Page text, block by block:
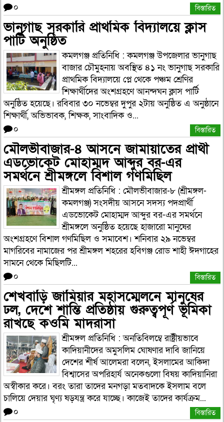
০ বিস্তারিত
ভানুগাছ সরকারি প্রাথমিক বিদ্যালয়ে ক্লাস
পার্টি অনুষ্ঠিত
কমলগঞ্জ প্রতিনিধি : কমলগঞ্জ উপজেলার ভানুগাছ
বাজার চৌমুহনায় অবস্থিত ৪১ নং ভানুগাছ সরকারি
প্রাথমিক বিদ্যালয়ে প্লে থেকে পঞ্চম শ্রেণির
শিক্ষার্থীদের অংশগ্রহণে আনন্দঘন ক্লাস পার্টি
অনুষ্ঠিত হয়েছে। রবিবার ৩০ নভেম্বর দুপুর ২টায় অনুষ্ঠিত এ অনুষ্ঠানে
শিক্ষার্থী, অভিভাবক, শিক্ষক, সাংবাদিক ও...
০ বিস্তারিত
মৌলভীবাজার-৪ আসনে জামায়াতের প্রার্থী
এডভোকেট মোহাম্মদ আব্দুর বর-এর
সমর্থনে শ্রীমঙ্গলে বিশাল গণমিছিল
শ্রীমঙ্গল প্রতিনিধি : মৌলভীবাজার-৮ (শ্রীমঙ্গল-
কমলগঞ্জ) সংসদীয় আসনে সদস্য পদপ্রার্থী
এডভোকেট মোহাম্মদ আব্দুর বর-এর সমর্থনে
শ্রীমঙ্গলে অনুষ্ঠিত হয়েছে হাজারো মানুষের
অংশগ্রহণে বিশাল গণমিছিল ও সমাবেশ। শনিবার ২৯ নভেম্বর
মাগরিবের নামাজের পর শ্রীমঙ্গল শহরের হবিগঞ্জ রোড শাহী ঈদগাহের
সামনে থেকে মিছিলটি...
০ বিস্তারিত
শেখবাড়ি জামিয়ার মহাসম্মেলনে মানুষের
ঢল, দেশে শান্তি প্রতিষ্ঠায় গুরুত্বপূর্ণ ভূমিকা
রাখছে কওমি মাদরাসা
শ্রীমঙ্গল প্রতিনিধি : অনতিবিলম্বে রাষ্ট্রীয়ভাবে
কাদিয়ানীদের অমুসলিম ঘোষণার দাবি জানিয়ে
দেশের শীর্ষ আলেমরা বলেন, ইসলামের আকিদা
বিশ্বাসের অপরিহার্য অনেকগুলো বিষয় কাদিয়ানিরা
অস্বীকার করে। বরং তারা তাদের মনগড়া মতবাদকে ইসলাম বলে
চালিয়ে দেয়ার ঘৃণ্য ষড়যন্ত্র করে যাচ্ছে। কাজেই তাদের কার্যক্রম...
০ বিস্তারিত